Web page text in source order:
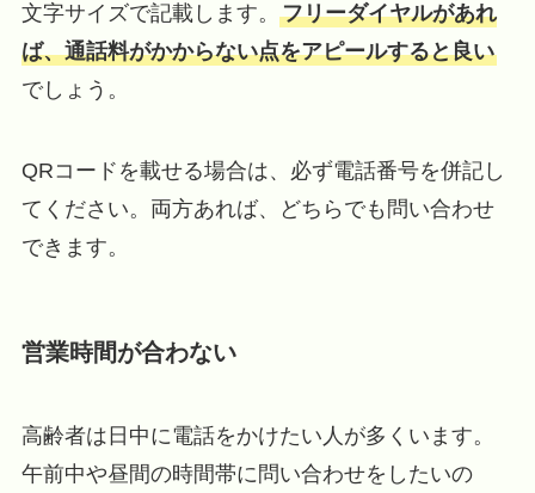
文字サイズで記載します。 フリーダイヤルがあれ
ば、通話料がかからない点をアピールすると良い
でしょう。
QRコードを載せる場合は、必ず電話番号を併記し
てください。両方あれば、どちらでも問い合わせ
できます。
営業時間が合わない
高齢者は日中に電話をかけたい人が多くいます。
午前中や昼間の時間帯に問い合わせをしたいの